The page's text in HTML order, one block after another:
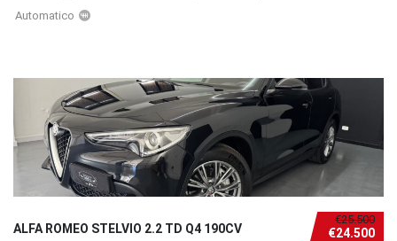
Automatico
€25.500
€24.500
ALFA ROMEO STELVIO 2.2 TD Q4 190CV